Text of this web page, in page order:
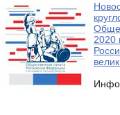
2020